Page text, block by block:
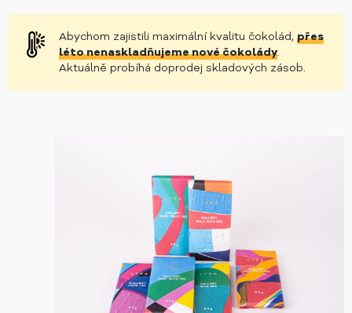
Abychom zajistili maximální kvalitu čokolád, přes
léto nenaskladňujeme nové čokolády.
Aktuálně probíhá doprodej skladových zásob.